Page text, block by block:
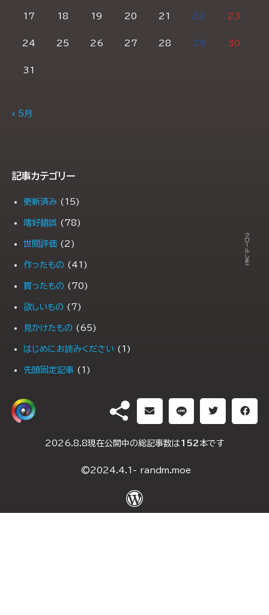
17 18 19 20 21 22 23
24 25 26 27 28 29 30
31
« 5月
記事カテゴリー
更新済み (15)
嗜好錯誤 (78)
世間評価 (2)
作ったもの (41)
買ったもの (70)
欲しいもの (7)
見かけたもの (65)
はじめにお読みください (1)
先頭固定記事 (1)
DH（ダブルヘッダー）
2025年1月10日 (2)
← スクロールします →
2026.8.8現在公開中の総記事数は 152 本です
©2024.4.1- randm.moe